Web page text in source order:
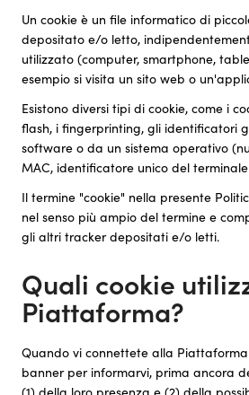
Un cookie è un file informatico di
depositato e/o letto,
utilizzato (computer, smartphone,
esempio si visita un sito web o
Esistono diversi tipi di cookie, come i
flash, i fingerprinting, gli identificatori
software o da un sistema operativo
MAC, identificatore unico del terminale
Il termine "cookie" nella presente
nel senso più ampio del termine e
gli altri tracker depositati e/o letti.
Quali cookie
Piattaforma?
Quando vi connettete alla
banner per informarvi, prima ancora